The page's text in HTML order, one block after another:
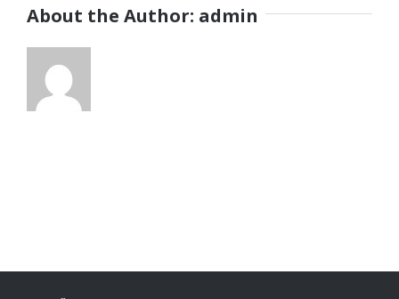
About the Author: admin